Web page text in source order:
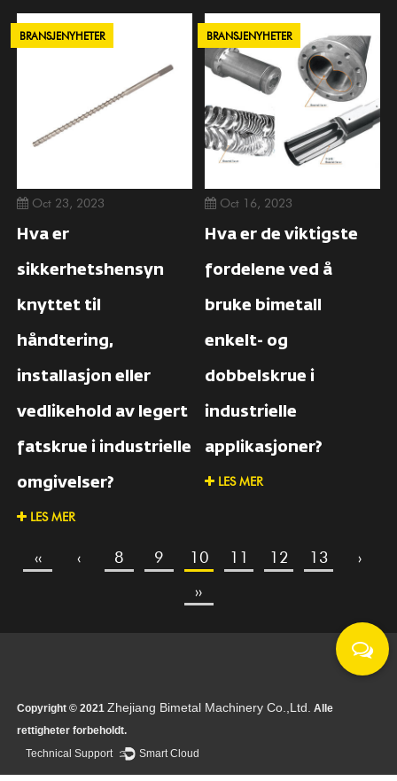
BRANSJENYHETER
Oct 23, 2023
Hva er
sikkerhetshensyn
knyttet til
håndtering,
installasjon eller
vedlikehold av legert
fatskrue i industrielle
omgivelser?
LES MER
BRANSJENYHETER
Oct 16, 2023
Hva er de viktigste
fordelene ved å
bruke bimetall
enkelt- og
dobbelskrue i
industrielle
applikasjoner?
LES MER
‹‹ ‹ 8 9 10 11 12 13
›
››
Copyright © 2021Zhejiang Bimetal Machinery Co.,Ltd. Alle
rettigheter forbeholdt.
Technical Support ： Smart Cloud